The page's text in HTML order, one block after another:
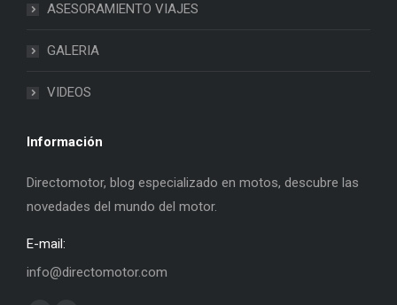
ASESORAMIENTO VIAJES
GALERIA
VIDEOS
Información
Directomotor, blog especializado en motos, descubre las
novedades del mundo del motor.
E-mail:
info@directomotor.com